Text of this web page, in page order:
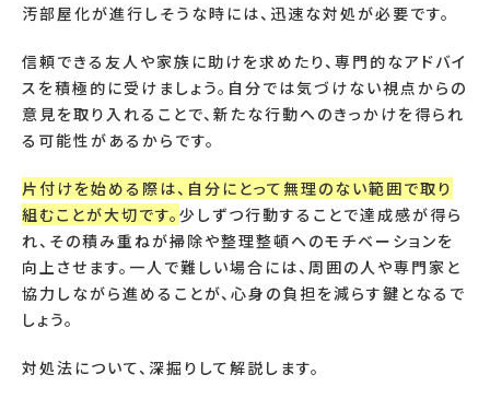
汚部屋化が進行しそうな時には、迅速な対処が必要です。
信頼できる友人や家族に助けを求めたり、専門的なアドバイ
スを積極的に受けましょう。自分では気づけない視点からの
意見を取り入れることで、新たな行動へのきっかけを得られ
る可能性があるからです。
片付けを始める際は、自分にとって無理のない範囲で取り
組むことが大切です。 少しずつ行動することで達成感が得ら
れ、その積み重ねが掃除や整理整頓へのモチベーションを
向上させます。一人で難しい場合には、周囲の人や専門家と
協力しながら進めることが、心身の負担を減らす鍵となるで
しょう。
対処法について、深掘りして解説します。